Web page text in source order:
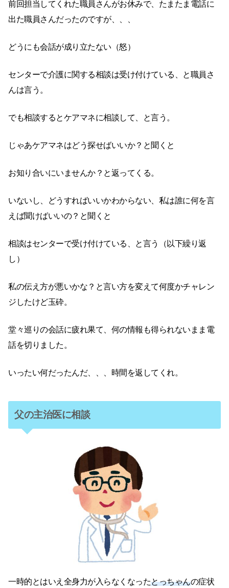
前回担当してくれた職員さんがお休みで、たまたま電話に
出た職員さんだったのですが、、、
どうにも会話が成り立たない（怒）
センターで介護に関する相談は受け付けている、と職員さ
んは言う。
でも相談するとケアマネに相談して、と言う。
じゃあケアマネはどう探せばいいか？と聞くと
お知り合いにいませんか？と返ってくる。
いないし、どうすればいいかわからない、私は誰に何を言
えば聞けばいいの？と聞くと
相談はセンターで受け付けている、と言う（以下繰り返
し）
私の伝え方が悪いかな？と言い方を変えて何度かチャレン
ジしたけど玉砕。
堂々巡りの会話に疲れ果て、何の情報も得られないまま電
話を切りました。
いったい何だったんだ、、、時間を返してくれ。
父の主治医に相談
一時的とはいえ全身力が入らなくなったとっちゃんの症状